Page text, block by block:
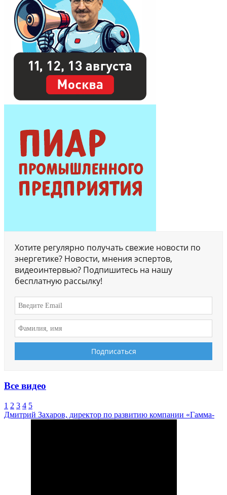
Хотите регулярно получать свежие новости по
энергетике? Новости, мнения эспертов,
видеоинтервью? Подпишитесь на нашу
бесплатную рассылку!
Все видео
1 2 3 4 5
Дмитрий Захаров, директор по развитию компании «Гамма-